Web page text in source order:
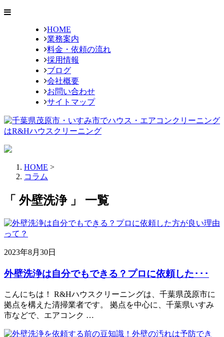
HOME
業務案内
料金・依頼の流れ
採用情報
ブログ
会社概要
お問い合わせ
サイトマップ
HOME >
コラム
「 外壁洗浄 」 一覧
2023年8月30日
外壁洗浄は自分でもできる？プロに依頼した･･･
こんにちは！ R&Hハウスクリーニングは、千葉県茂原市に
拠点を構えた清掃業者です。 拠点を中心に、千葉県いすみ
市などで、エアコンク …